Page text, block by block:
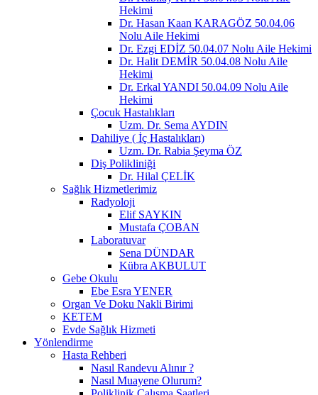
Hekimi
Dr. Hasan Kaan KARAGÖZ 50.04.06
Nolu Aile Hekimi
Dr. Ezgi EDİZ 50.04.07 Nolu Aile Hekimi
Dr. Halit DEMİR 50.04.08 Nolu Aile
Hekimi
Dr. Erkal YANDI 50.04.09 Nolu Aile
Hekimi
Çocuk Hastalıkları
Uzm. Dr. Sema AYDIN
Dahiliye ( İç Hastalıkları)
Uzm. Dr. Rabia Şeyma ÖZ
Diş Polikliniği
Dr. Hilal ÇELİK
Sağlık Hizmetlerimiz
Radyoloji
Elif SAYKIN
Mustafa ÇOBAN
Laboratuvar
Sena DÜNDAR
Kübra AKBULUT
Gebe Okulu
Ebe Esra YENER
Organ Ve Doku Nakli Birimi
KETEM
Evde Sağlık Hizmeti
Yönlendirme
Hasta Rehberi
Nasıl Randevu Alınır ?
Nasıl Muayene Olurum?